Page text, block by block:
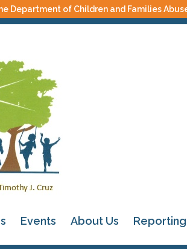
Department of Children and Families
Events About Us Reporting